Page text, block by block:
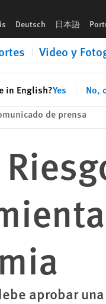
Deutsch 日本語
Video y
in English?Yes No,
de prensa
aprobar